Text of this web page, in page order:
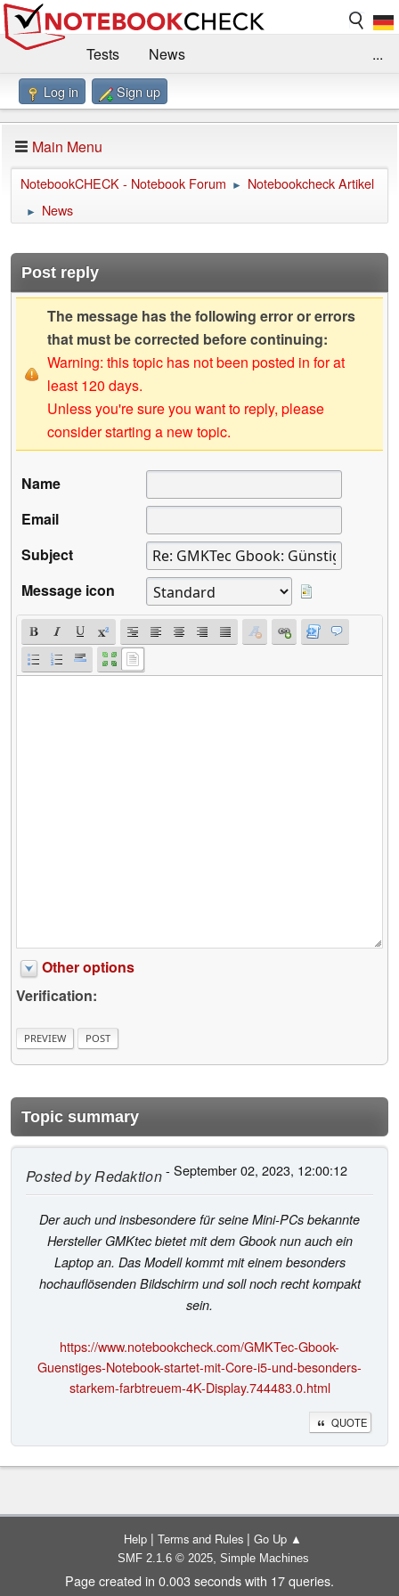
Tests
News
Benchmarks / Technik
Forum
Impressum
...
Log in Sign up
Main Menu
NotebookCHECK - Notebook Forum ► Notebookcheck Artikel
► News
Post reply
The message has the following error or errors
that must be corrected before continuing:
Warning: this topic has not been posted in for at
least 120 days.
Unless you're sure you want to reply, please
consider starting a new topic.
Name
Email
Subject
Message icon
Other options
Verification:
Topic summary
Posted byRedaktion- September 02, 2023, 12:00:12
Der auch und insbesondere für seine Mini-PCs bekannte
Hersteller GMKtec bietet mit dem Gbook nun auch ein
Laptop an. Das Modell kommt mit einem besonders
hochauflösenden Bildschirm und soll noch recht kompakt
sein.
https://www.notebookcheck.com/GMKTec-Gbook-
Guenstiges-Notebook-startet-mit-Core-i5-und-besonders-
starkem-farbtreuem-4K-Display.744483.0.html
QUOTE
Help | Terms and Rules | Go Up ▲
SMF 2.1.6 © 2025, Simple Machines
Page created in 0.003 seconds with 17 queries.